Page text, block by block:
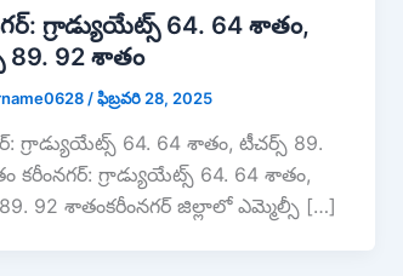
గ్రాడ్యుయేట్స్ 64. 64 శాతం,
89. 92 శాతం
/ఫిబ్రవరి 28, 2025
గ్రాడ్యుయేట్స్ 64. 64 శాతం, టీచర్స్ 89.
కరీంనగర్: గ్రాడ్యుయేట్స్ 64. 64 శాతం,
92 శాతంకరీంనగర్ జిల్లాలో ఎమ్మెల్సీ […]